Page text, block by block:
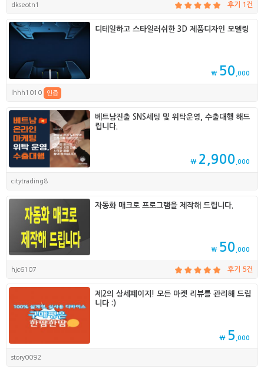
dkseotn1 후기 1건
디테일하고 스타일러쉬한 3D 제품디자인 모델링
₩ 50 ,000
lhhh1010 인증
베트남진출 SNS세팅 및 위탁운영, 수출대행 해드
립니다.
₩ 2,900 ,000
citytrading8
자동화 매크로 프로그램을 제작해 드립니다.
₩ 50 ,000
hjc6107 후기 5건
제2의 상세페이지! 모든 마켓 리뷰를 관리해 드립
니다 :)
₩ 5 ,000
story0092